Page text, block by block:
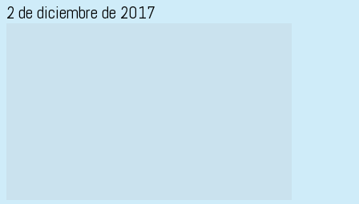
2 de diciembre de 2017